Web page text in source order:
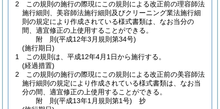
2
この規則の施行の際現にこの規則による改正前の理容師法
施行細則、美容師法施行細則及びクリーニング業法施行細
則の規定により作成されている様式書類は、なお当分の
間、適宜修正の上使用することができる。
附 則(平成12年3月規則第34号)
(施行期日)
1
この規則は、平成12年4月1日から施行する。
(経過措置)
2
この規則の施行の際現にこの規則による改正前の美容師法
施行細則の規定により作成されている様式書類は、なお当
分の間、適宜修正の上使用することができる。
附 則(平成13年1月規則第1号) 抄